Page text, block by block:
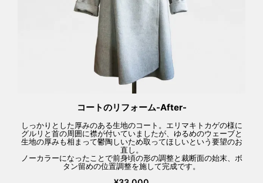
コートのリフォーム-After-
しっかりとした厚みのある生地のコート。エリマキトカゲの様に
グルリと首の周囲に襟が付いていましたが、ゆるめのウェーブと
生地の厚みも相まって鬱陶しいため取ってほしいという要望のお
直し。
ノーカラーになったことで前身頃の形の調整と裁断面の始末、ボ
タン留めの位置調整を施して完成です。